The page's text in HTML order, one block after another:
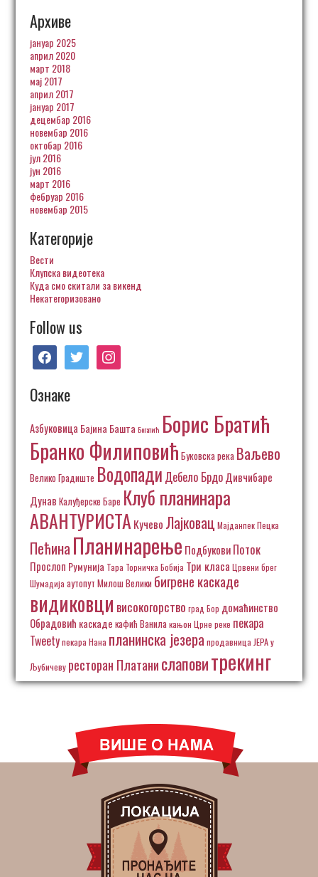
Архиве
јануар 2025
април 2020
март 2018
мај 2017
април 2017
јануар 2017
децембар 2016
новембар 2016
октобар 2016
јул 2016
јун 2016
март 2016
фебруар 2016
новембар 2015
Категорије
Вести
Клупска видеотека
Куда смо скитали за викенд
Некатегоризовано
Follow us
facebooktwitter instagram
Ознаке
Азбуковица Бајина Башта Богатић Борис Братић
Бранко Филиповић Буковска река Ваљево
Велико Градиште Водопади Дебело БрдоДивчибаре
Дунав Калуђерске Баре Клуб планинара
АВАНТУРИСТА Кучево Лајковац Мајданпек Пецка
Пећина Планинарење ПодбуковиПоток
Прослоп Румунија Тара Торничка Бобија Три класа Црвени брег
Шумадија аутопут Милош Велики бигрене каскаде
видиковци високогорство град Бор домаћинство
Обрадовић каскаде кафић Ванила кањон Црне реке пекара
Tweetyпекара Нана планинска језера продавница ЈЕРА у
Љубичеву ресторан Платанислаповитрекинг